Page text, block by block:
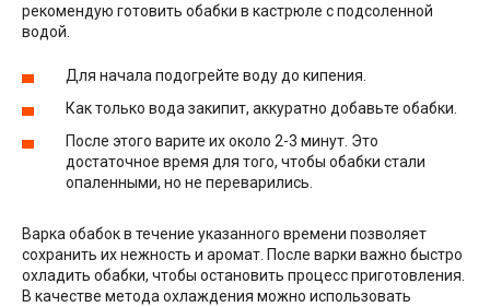
рекомендую готовить обабки в кастрюле с подсоленной
водой.
Для начала подогрейте воду до кипения.
Как только вода закипит, аккуратно добавьте обабки.
После этого варите их около 2-3 минут. Это
достаточное время для того, чтобы обабки стали
опаленными, но не переварились.
Варка обабок в течение указанного времени позволяет
сохранить их нежность и аромат. После варки важно быстро
охладить обабки, чтобы остановить процесс приготовления.
В качестве метода охлаждения можно использовать